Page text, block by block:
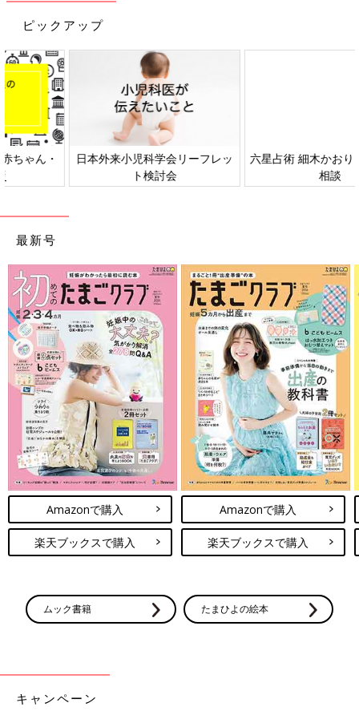
ピックアップ
日本外来小児科学会リーフレッ
六星占術 細木かおりさんの人生
最新号
Amazonで購入
楽天ブックスで購入
Amazonで購入
楽天ブックスで購入
ムック書籍 たまひよの絵本
キャンペーン